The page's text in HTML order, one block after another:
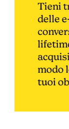
Tieni
delle
modo
tuoi